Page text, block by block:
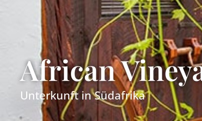
African
Unterkunft inSüdafrika